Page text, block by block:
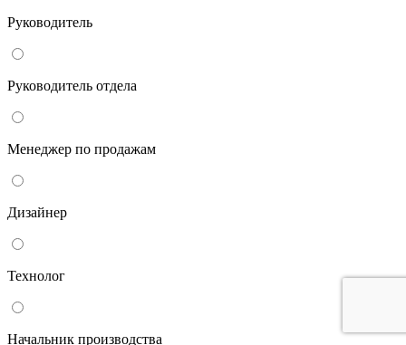
Руководитель
Руководитель отдела
Менеджер по продажам
Дизайнер
Технолог
Начальник производства